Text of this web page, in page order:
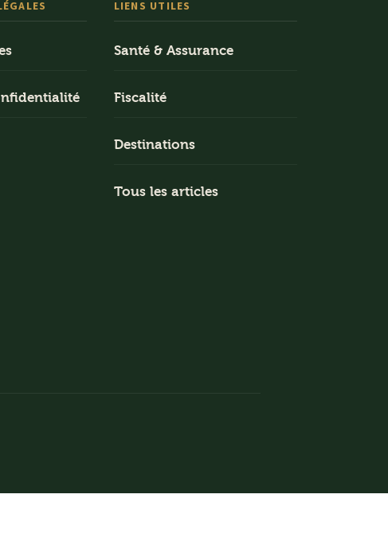
LIENS UTILES
Santé & Assurance
Fiscalité
Destinations
Tous les articles